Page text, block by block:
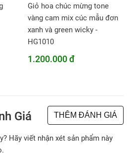
Giỏ hoa chúc mừng tone
vàng cam mix cúc mẫu đơn
xanh và green wicky -
HG1010
1.200.000 đ
Giá THÊM ĐÁNH GIÁ
Hãy viết nhận xét sản phẩm này